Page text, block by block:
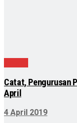
Catat, Pengurusan
April
4 April 2019